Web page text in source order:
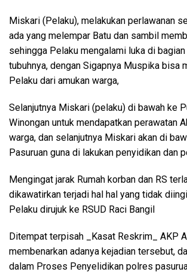
Miskari (Pelaku), melakukan perlawanan
ada yang melempar Batu dan sambil
sehingga Pelaku mengalami luka di bagian
tubuhnya, dengan Sigapnya Muspika bisa
Pelaku dari amukan warga,
Selanjutnya Miskari (pelaku) di bawah ke
Winongan untuk mendapatkan perawatan
warga, dan selanjutnya Miskari akan di
Pasuruan guna di lakukan penyidikan dan
Mengingat jarak Rumah korban dan RS
dikawatirkan terjadi hal hal yang tidak
Pelaku dirujuk ke RSUD Raci Bangil
Ditempat terpisah _Kasat Reskrim_ AKP
membenarkan adanya kejadian tersebut,
dalam Proses Penyelidikan polres